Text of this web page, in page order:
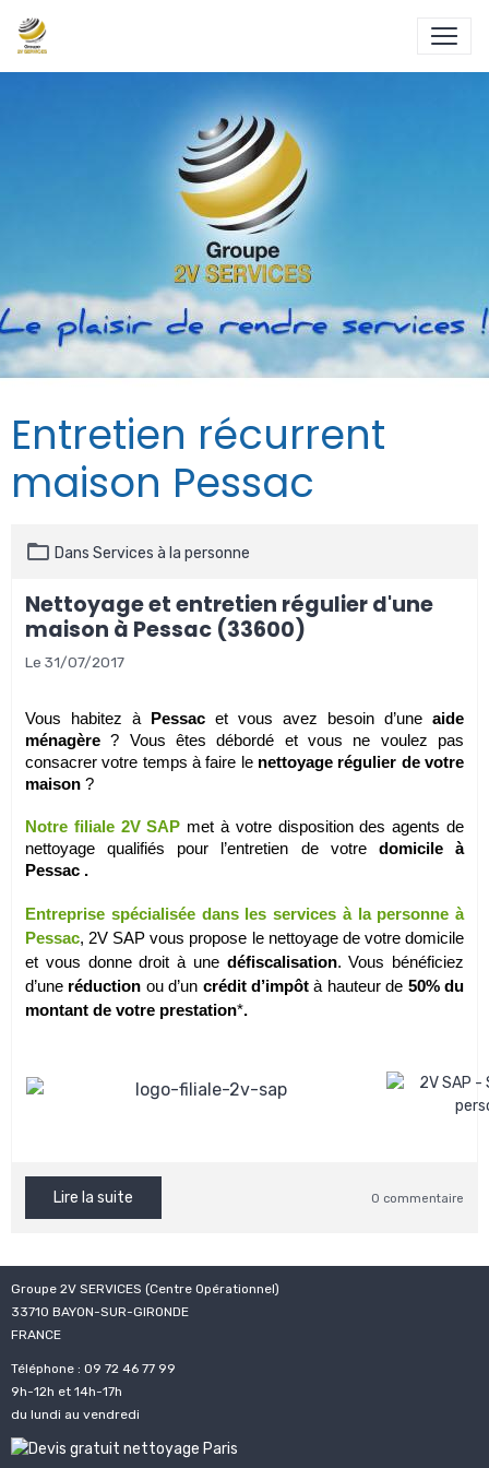
Entretien récurrent
maison Pessac
Dans Services à la personne
Nettoyage et entretien régulier d'une
maison à Pessac (33600)
Le 31/07/2017
Vous habitez à Pessac et vous avez besoin d’une aide
ménagère ? Vous êtes débordé et vous ne voulez pas
consacrer votre temps à faire le nettoyage régulier de votre
maison ?
Notre filiale 2V SAP met à votre disposition des agents de
nettoyage qualifiés pour l’entretien de votre domicile à
Pessac .
Entreprise spécialisée dans les services à la personne à
Pessac, 2V SAP vous propose le nettoyage de votre domicile
et vous donne droit à une défiscalisation. Vous bénéficiez
d’une réduction ou d’un crédit d’impôt à hauteur de 50% du
montant de votre prestation*.
Lire la suite 0 commentaire
Groupe 2V SERVICES (Centre Opérationnel)
33710 BAYON-SUR-GIRONDE
FRANCE
Téléphone : 09 72 46 77 99
9h-12h et 14h-17h
du lundi au vendredi